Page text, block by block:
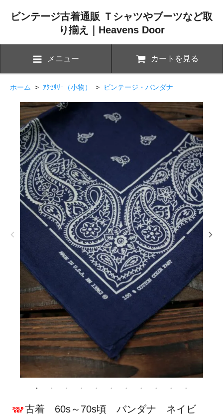
ビンテージ古着通販 Ｔシャツやブーツなど取
り揃え｜Heavens Door
メニュー カートを見る
ホーム > ｱｸｾｻﾘｰ（小物） > ビンテージ・バンダナ
古着 60s～70s頃 バンダナ ネイビ